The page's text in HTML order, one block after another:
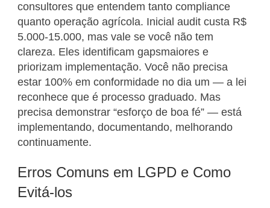
consultores que entendem tanto compliance
quanto operação agrícola. Inicial audit custa R$
5.000-15.000, mas vale se você não tem
clareza. Eles identificam gapsmaiores e
priorizam implementação. Você não precisa
estar 100% em conformidade no dia um — a lei
reconhece que é processo graduado. Mas
precisa demonstrar “esforço de boa fé” — está
implementando, documentando, melhorando
continuamente.
Erros Comuns em LGPD e Como
Evitá-los